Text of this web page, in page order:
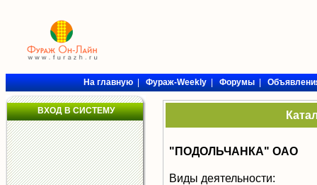
На главную|Фураж-Weekly|Форумы|
ВХОД В СИСТЕМУ
"ПОДОЛЬЧАНКА" ОАО
Виды деятельности: